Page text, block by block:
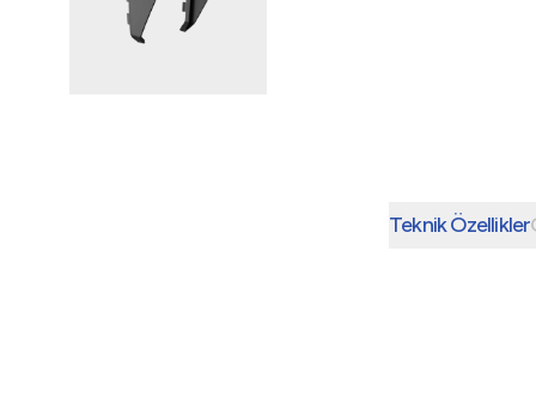
Teknik Özellikler